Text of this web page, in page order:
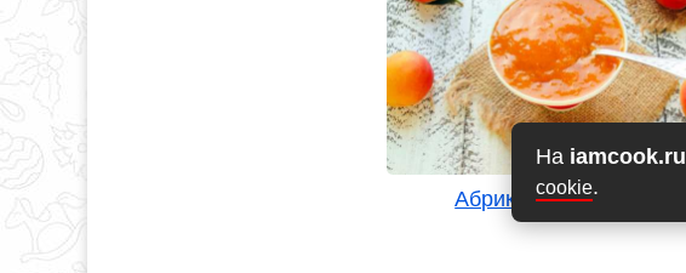
На iamcook.ru
cookie.
Абрикосовое повидло